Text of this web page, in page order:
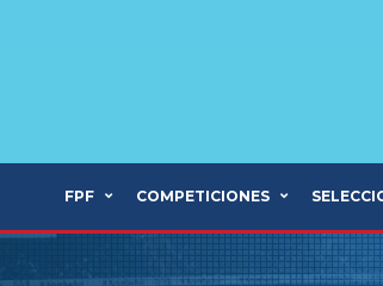
FPF COMPETICIONES